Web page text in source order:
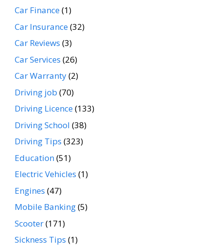
Car Finance(1)
Car Insurance(32)
Car Reviews (3)
Car Services (26)
Car Warranty(2)
Driving job (70)
Driving Licence(133)
Driving School (38)
Driving Tips (323)
Education(51)
Electric Vehicles (1)
Engines (47)
Mobile Banking(5)
Scooter(171)
Sickness Tips (1)